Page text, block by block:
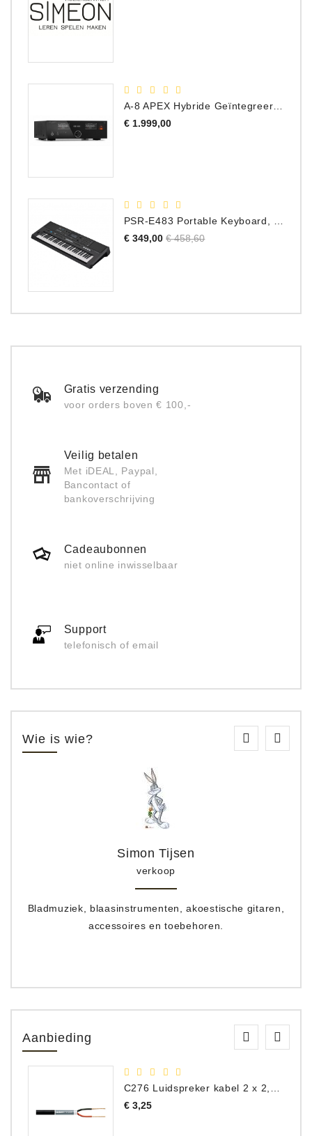
€ 1.999,00Prijs
€ 349,00 Normale
€ 458,60Prijs
Gratis verzending
voor orders boven € 100,-
Veilig betalen
Met iDEAL, Paypal,
Bancontact of
bankoverschrijving
Cadeaubonnen
niet online inwisselbaar
Support
telefonisch of email
Wie is wie?
Simon Tijsen
verkoop
Bladmuziek, blaasinstrumenten, akoestische gitaren,
accessoires en toebehoren.
Aanbieding
€ 3,25Prijs